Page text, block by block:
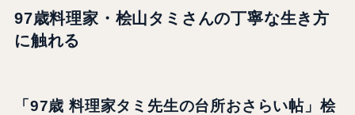
97歳料理家・桧山タミさんの丁寧な生き方
に触れる
「97歳 料理家タミ先生の台所おさらい帖」桧